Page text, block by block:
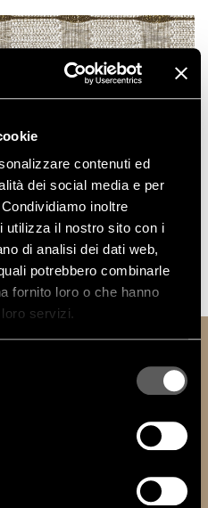
contenuti ed
dei social media e per
inoltre
utilizza il nostro sito con i
di analisi dei dati web,
potrebbero combinarle
fornito loro o che hanno
servizi.
purely indicative, as it is
reproduction faithful to the
as reference samples, in
The colour quality
which may differ from device to
novelties: